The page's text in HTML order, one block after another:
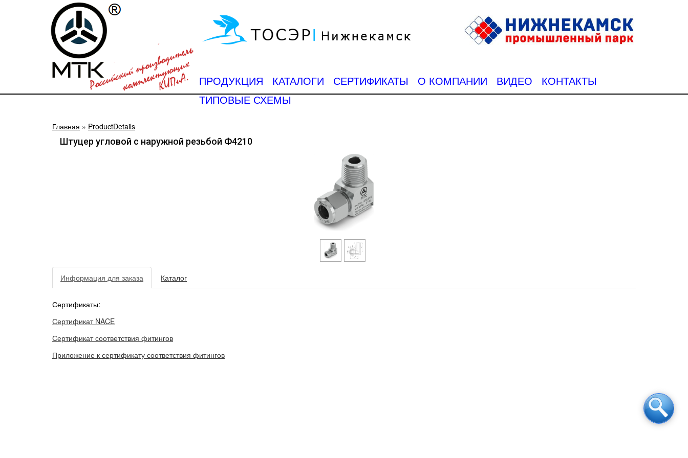
ПРОДУКЦИЯ КАТАЛОГИ СЕРТИФИКАТЫ О КОМПАНИИ ВИДЕО
КОНТАКТЫ
ТИПОВЫЕ СХЕМЫ
Главная » ProductDetails
Штуцер угловой с наружной резьбой Ф4210
Информация для заказа Каталог
Сертификаты:
Сертификат NACE
Сертификат соответствия фитингов
Приложение к сертификату соответствия фитингов